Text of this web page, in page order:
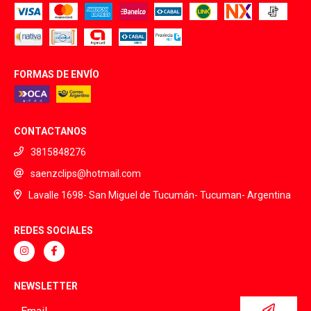
FORMAS DE ENVÍO
CONTACTANOS
3815848276
saenzclips@hotmail.com
Lavalle 1698- San Miguel de Tucumán- Tucuman- Argentina
REDES SOCIALES
NEWSLETTER